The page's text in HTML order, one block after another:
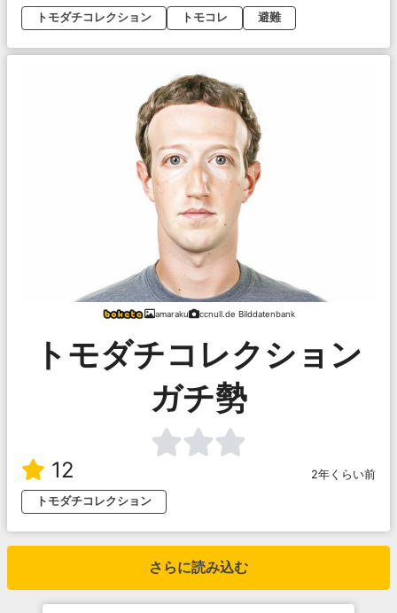
トモダチコレクション トモコレ 避難
amaraku ccnull.de Bilddatenbank
トモダチコレクション
ガチ勢
12
2年くらい前
トモダチコレクション
さらに読み込む